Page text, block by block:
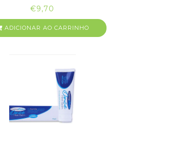
€9,70
ADICIONAR AO CARRINHO